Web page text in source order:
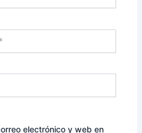
electrónico y web en